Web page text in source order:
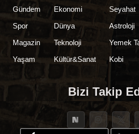
Gündem
Spor
Magazin
Yaşam
Ekonomi
Dünya
Teknoloji
Kültür&Sanat
Seyahat
Astroloji
Yemek
Kobi
Bizi Takip